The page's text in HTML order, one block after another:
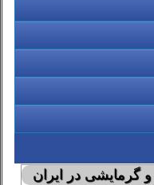
گرمایشی در ایران